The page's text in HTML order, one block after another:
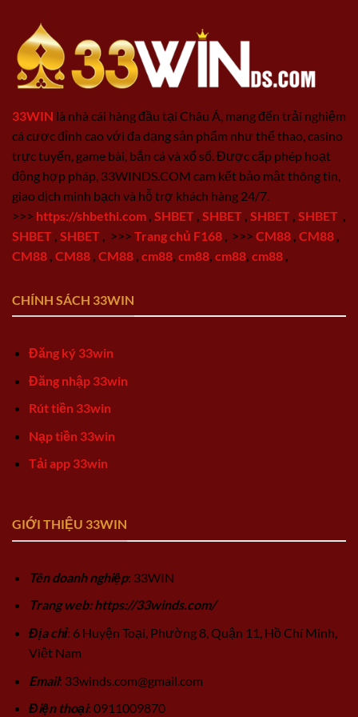
33WIN là nhà cái hàng đầu tại Châu Á, mang đến trải nghiệm
cá cược đỉnh cao với đa dạng sản phẩm như thể thao, casino
trực tuyến, game bài, bắn cá và xổ số. Được cấp phép hoạt
động hợp pháp, 33WINDS.COM cam kết bảo mật thông tin,
giao dịch minh bạch và hỗ trợ khách hàng 24/7.
>>> https://shbethi.com SHBET SHBET SHBET SHBET
SHBET SHBET >>> Trang chủ F168 >>> CM88 CM88
CM88 CM88 CM88 cm88 cm88 cm88 cm88
CHÍNH SÁCH 33WIN
Đăng ký 33win
Đăng nhập 33win
Rút tiền 33win
Nạp tiền 33win
Tải app 33win
GIỚI THIỆU 33WIN
Tên doanh nghiệp: 33WIN
Trang web: https://33winds.com/
Địa chỉ: 6 Huyện Toại, Phường 8, Quận 11, Hồ Chí Minh,
Việt Nam
Email: 33winds.com@gmail.com
Điện thoại: 0911009870